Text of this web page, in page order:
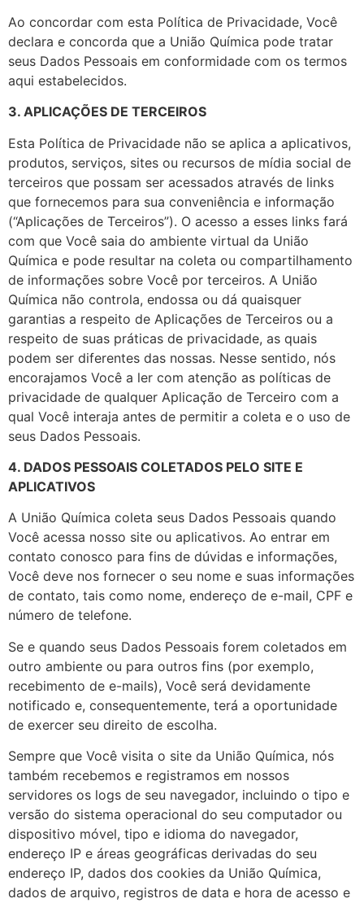
Ao concordar com esta Política de Privacidade, Você
declara e concorda que a União Química pode tratar
seus Dados Pessoais em conformidade com os termos
aqui estabelecidos.
3. APLICAÇÕES DE TERCEIROS
Esta Política de Privacidade não se aplica a aplicativos,
produtos, serviços, sites ou recursos de mídia social de
terceiros que possam ser acessados através de links
que fornecemos para sua conveniência e informação
(“Aplicações de Terceiros”). O acesso a esses links fará
com que Você saia do ambiente virtual da União
Química e pode resultar na coleta ou compartilhamento
de informações sobre Você por terceiros. A União
Química não controla, endossa ou dá quaisquer
garantias a respeito de Aplicações de Terceiros ou a
respeito de suas práticas de privacidade, as quais
podem ser diferentes das nossas. Nesse sentido, nós
encorajamos Você a ler com atenção as políticas de
privacidade de qualquer Aplicação de Terceiro com a
qual Você interaja antes de permitir a coleta e o uso de
seus Dados Pessoais.
4. DADOS PESSOAIS COLETADOS PELO SITE E
APLICATIVOS
A União Química coleta seus Dados Pessoais quando
Você acessa nosso site ou aplicativos. Ao entrar em
contato conosco para fins de dúvidas e informações,
Você deve nos fornecer o seu nome e suas informações
de contato, tais como nome, endereço de e-mail, CPF e
número de telefone.
Se e quando seus Dados Pessoais forem coletados em
outro ambiente ou para outros fins (por exemplo,
recebimento de e-mails), Você será devidamente
notificado e, consequentemente, terá a oportunidade
de exercer seu direito de escolha.
Sempre que Você visita o site da União Química, nós
também recebemos e registramos em nossos
servidores os logs de seu navegador, incluindo o tipo e
versão do sistema operacional do seu computador ou
dispositivo móvel, tipo e idioma do navegador,
endereço IP e áreas geográficas derivadas do seu
endereço IP, dados dos cookies da União Química,
dados de arquivo, registros de data e hora de acesso e